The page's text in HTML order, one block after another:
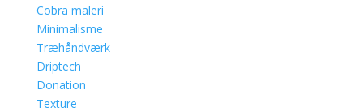
Cobra maleri
Minimalisme
Træhåndværk
Driptech
Donation
Texture